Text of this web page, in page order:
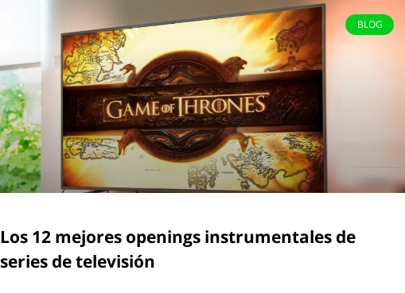
BLOG
Los 12 mejores openings instrumentales de
series de televisión